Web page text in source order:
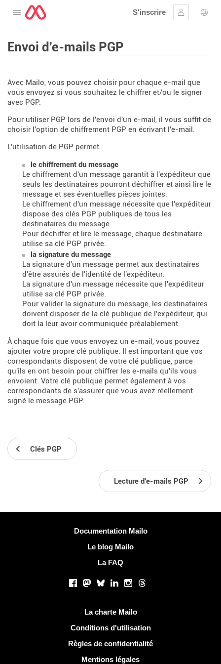
Ouvrir le menu
S'inscrire
Se
Envoi d'e-mails PGP
Avec Mailo, vous pouvez choisir pour chaque e-mail que
vous envoyez si vous souhaitez le chiffrer et/ou le signer
avec PGP.
Pour utiliser PGP lors de l'envoi d'un e-mail, il vous suffit de
choisir l'option de chiffrement PGP en écrivant l'e-mail.
L'utilisation de PGP permet :
le chiffrement du message
Le chiffrement d'un message garantit à l'expéditeur que
seuls les destinataires pourront déchiffrer et ainsi lire le
message et ses éventuelles pièces jointes.
Le chiffrement d'un message nécessite que l'expéditeur
dispose des clés PGP publiques de tous les
destinataires du message.
Pour déchiffer et lire le message, chaque destinataire
utilise sa clé PGP privée.
la signature du message
La signature d'un message permet aux destinataires
d'être assurés de l'identité de l'expéditeur.
La signature d'un message nécessite que l'expéditeur
utilise sa clé PGP privée.
Pour valider la signature du message, les destinataires
doivent disposer de la clé publique de l'expéditeur, qui
doit la leur avoir communiquée préalablement.
À chaque fois que vous envoyez un e-mail, vous pouvez
ajouter votre propre clé publique. Il est important que vos
correspondants disposent de votre clé publique, parce
qu'ils en ont besoin pour chiffrer les e-mails qu'ils vous
envoient. Votre clé publique permet également à vos
correspondants de s'assurer que vous avez réellement
signé le message PGP.
Clés PGP
Lecture d'e-mails PGP
Documentation Mailo
Le blog Mailo
La FAQ
Facebook
Mastodon
BlueskyLinkedInInstagram
Threads
La charte Mailo
Conditions d'utilisation
Règles de confidentialité
Mentions légales